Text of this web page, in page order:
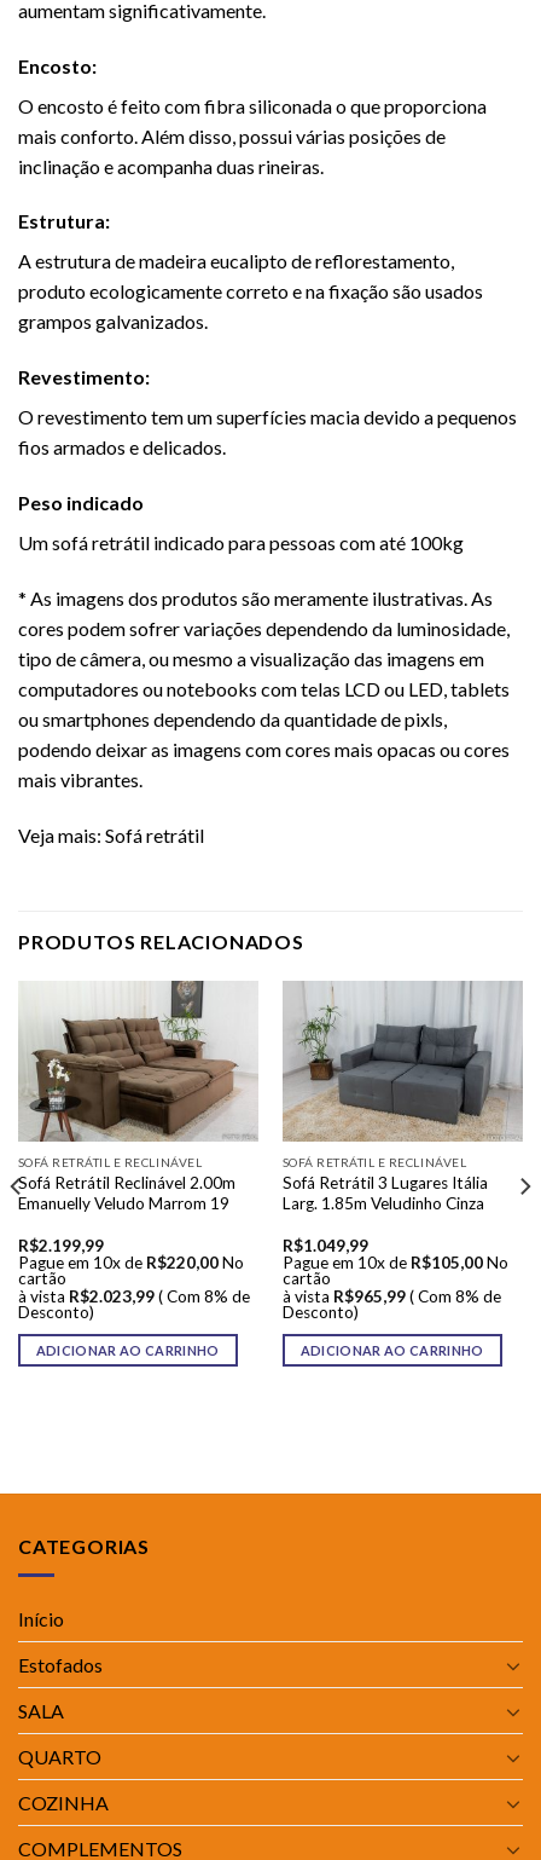
aumentam significativamente.
Encosto:
O encosto é feito com fibra siliconada o que proporciona
mais conforto. Além disso, possui várias posições de
inclinação e acompanha duas rineiras.
Estrutura:
A estrutura de madeira eucalipto de reflorestamento,
produto ecologicamente correto e na fixação são usados
grampos galvanizados.
Revestimento:
O revestimento tem um superfícies macia devido a pequenos
fios armados e delicados.
Peso indicado
Um sofá retrátil indicado para pessoas com até 100kg
* As imagens dos produtos são meramente ilustrativas. As
cores podem sofrer variações dependendo da luminosidade,
tipo de câmera, ou mesmo a visualização das imagens em
computadores ou notebooks com telas LCD ou LED, tablets
ou smartphones dependendo da quantidade de pixls,
podendo deixar as imagens com cores mais opacas ou cores
mais vibrantes.
Veja mais: Sofá retrátil
PRODUTOS RELACIONADOS
SOFÁ RETRÁTIL E RECLINÁVEL
Sofá Retrátil Reclinável 2.00m
Emanuelly Veludo Marrom 19
R$2.199,99
Pague em 10x de R$220,00 No
cartão
à vista R$2.023,99 ( Com 8% de
Desconto)
ADICIONAR AO CARRINHO
SOFÁ RETRÁTIL E RECLINÁVEL
Sofá Retrátil 3 Lugares Itália
Larg. 1.85m Veludinho Cinza
R$1.049,99
Pague em 10x de R$105,00 No
cartão
à vista R$965,99 ( Com 8% de
Desconto)
ADICIONAR AO CARRINHO
CATEGORIAS
Início
Estofados
SALA
QUARTO
COZINHA
COMPLEMENTOS